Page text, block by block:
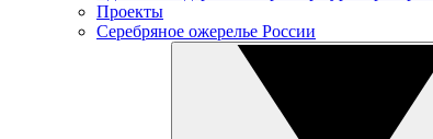
Проекты
Серебряное ожерелье России